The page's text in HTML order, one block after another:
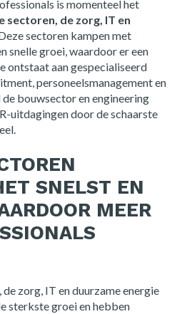
is momenteel het
sectoren, de zorg, IT en
sectoren kampen met
snelle groei, waardoor er een
ontstaat aan gespecialiseerd
personeelsmanagement en
bouwsector en engineering
uitdagingen door de schaarste
SNELST EN
MEER
zorg, IT en duurzame energie
sterkste groei en hebben